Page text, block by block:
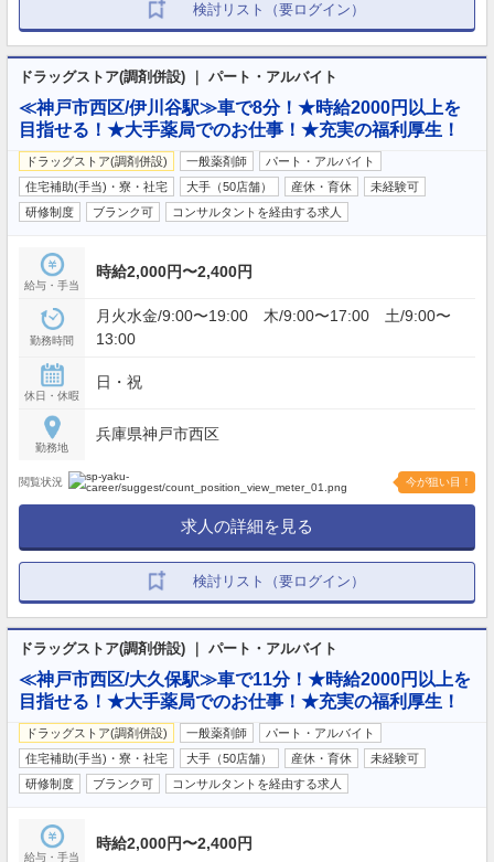
検討リスト（要ログイン）
ドラッグストア(調剤併設) ｜ パート・アルバイト
≪神戸市西区/伊川谷駅≫車で8分！★時給2000円以上を
目指せる！★大手薬局でのお仕事！★充実の福利厚生！
ドラッグストア(調剤併設) 一般薬剤師
パート・アルバイト
住宅補助(手当)・寮・社宅
大手（50店舗） 産休・育休
未経験可
研修制度
ブランク可 コンサルタントを経由する求人
給与・手当
時給2,000円〜2,400円
勤務時間
月火水金/9:00〜19:00 木/9:00〜17:00 土/9:00〜
13:00
休日・休暇
日・祝
勤務地
兵庫県神戸市西区
閲覧状況 今が狙い目！
求人の詳細を見る
検討リスト（要ログイン）
ドラッグストア(調剤併設) ｜ パート・アルバイト
≪神戸市西区/大久保駅≫車で11分！★時給2000円以上を
目指せる！★大手薬局でのお仕事！★充実の福利厚生！
ドラッグストア(調剤併設) 一般薬剤師
パート・アルバイト
住宅補助(手当)・寮・社宅
大手（50店舗） 産休・育休
未経験可
研修制度
ブランク可 コンサルタントを経由する求人
給与・手当
時給2,000円〜2,400円